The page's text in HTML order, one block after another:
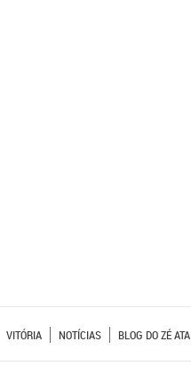
VITÓRIA NOTÍCIAS BLOG DO ZÉ